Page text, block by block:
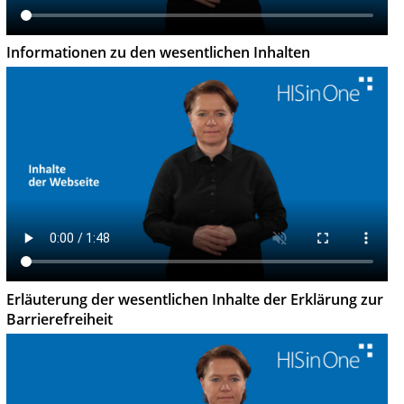
Informationen zu den wesentlichen Inhalten
Erläuterung der wesentlichen Inhalte der Erklärung zur
Barrierefreiheit